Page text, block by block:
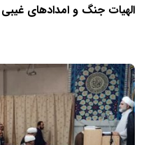
الهیات جنگ و امدادهای غیبی